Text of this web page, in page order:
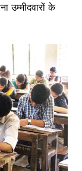
उम्मीदवारों के